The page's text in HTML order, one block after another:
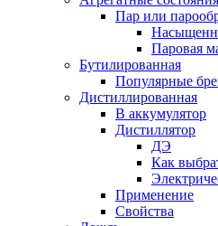
Пар или
Паровая
Бутилированная
Популярные
Дистиллированная
В аккумулятор
Дистиллятор
ДЭ
Как
Применение
Свойства